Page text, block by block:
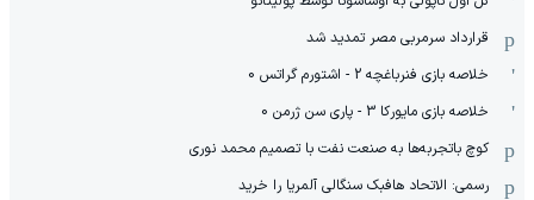
قرارداد سرمربی مصر تمدید شد
خلاصه بازی فنرباغچه 2 - اشتورم گراتس 0
خلاصه بازی مایورکا 3 - پاری سن ژرمن 0
کوچ باتجربه‌ها به صنعت نفت با تصمیم محمد نوری
رسمی: الاتحاد هافبک سنگالی آلمریا را خرید